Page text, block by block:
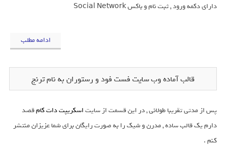
دارای دکمه ورود , ثبت نام و باکس Social Network
ادامه مطلب
قالب آماده وب سایت فست فود و رستوران به نام ترنج
پس از مدتی تقریبا طولانی , در این قسمت از سایتاسکریپت دات کامقصد
دارم یک قالب ساده , مدرن و شیک را به صورت رایگان برای شما عزیزان منتشر
کنم .